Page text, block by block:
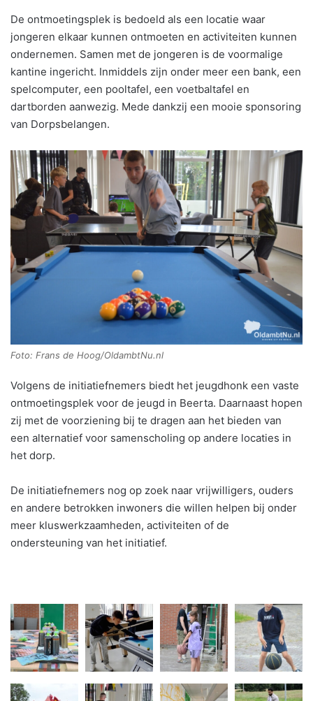
De ontmoetingsplek is bedoeld als een locatie waar
jongeren elkaar kunnen ontmoeten en activiteiten kunnen
ondernemen. Samen met de jongeren is de voormalige
kantine ingericht. Inmiddels zijn onder meer een bank, een
spelcomputer, een pooltafel, een voetbaltafel en
dartborden aanwezig. Mede dankzij een mooie sponsoring
van Dorpsbelangen.
Foto: Frans de Hoog/OldambtNu.nl
Volgens de initiatiefnemers biedt het jeugdhonk een vaste
ontmoetingsplek voor de jeugd in Beerta. Daarnaast hopen
zij met de voorziening bij te dragen aan het bieden van
een alternatief voor samenscholing op andere locaties in
het dorp.
De initiatiefnemers nog op zoek naar vrijwilligers, ouders
en andere betrokken inwoners die willen helpen bij onder
meer kluswerkzaamheden, activiteiten of de
ondersteuning van het initiatief.